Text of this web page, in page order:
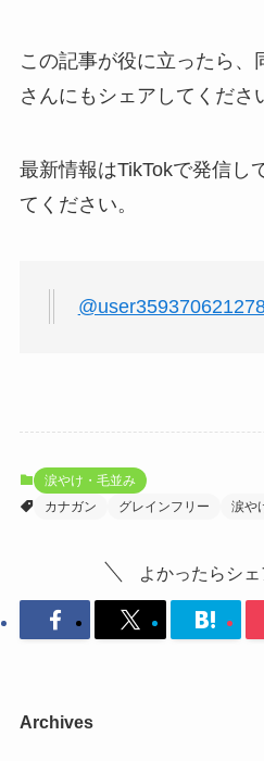
この記事が役に立ったら、
さんにもシェアしてくださ
最新情報はTikTokで発信し
てください。
涙やけ・毛並み
カナガン
グレインフリー 涙や
よかったらシェ
Archives